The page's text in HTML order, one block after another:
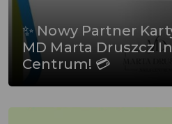
✨ Nowy Partner
MD Marta Druszcz
Centrum! 💳